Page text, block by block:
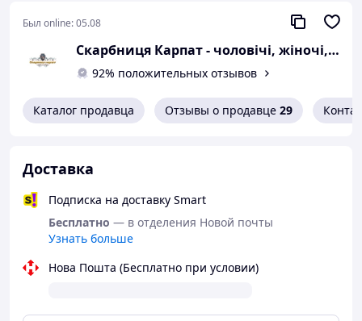
Был online:05.08
Скарбниця Карпат - чоловічі, жіночі, дитячі вишиванки, гердани, ручної роботи
92% положительных отзывов
Каталог продавца Отзывы о продавце 29
Доставка
Подписка на доставку Smart
Бесплатно — в отделения Новой почты
Узнать больше
Нова Пошта (Бесплатно при условии)